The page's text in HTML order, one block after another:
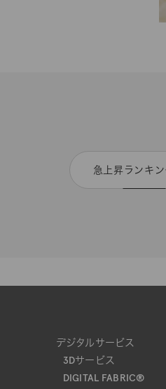
急上昇ランキ
デジタルサービス
3Dサービス
DIGITAL FABRIC®